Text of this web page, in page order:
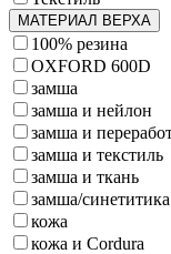
МАТЕРИАЛ ВЕРХА
100% резина
OXFORD 600D
замша
замша и нейлон
замша и
замша и текстиль
замша и ткань
замша/синетитика
кожа
кожа и Cordura